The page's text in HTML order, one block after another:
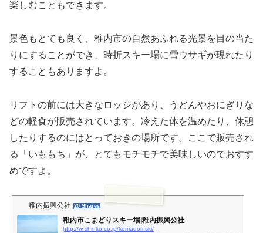
楽しむこともできます。
景色もとても良く、稚内市の自然あふれる光景を目の当た
りにすることができ、時折スキー場に雪ウサギが現れたり
することもありますよ。
リフトの前には大きなロッジがあり、うどんやおにぎりな
どの軽食が販売されています。冷えた体を温めたり、休憩
したりするのにはとっておきの場所です。ここで販売され
る「いももち」が、とてもモチモチで美味しいのでおすす
めですよ。
稚内振興公社 20 Shares
稚内市こまどりスキー場|稚内振興公社
http://w-shinko.co.jp/komadori-ski/